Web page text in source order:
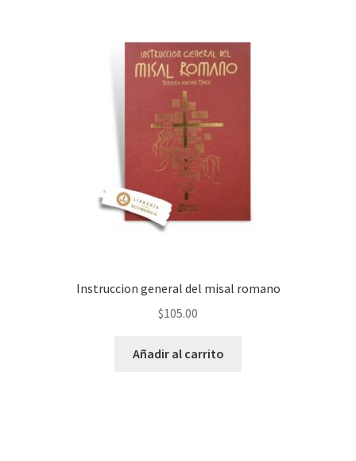
Instruccion general del misal romano
$105.00
Añadir al carrito